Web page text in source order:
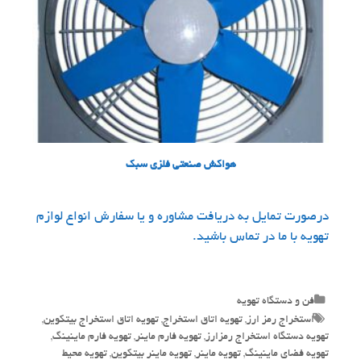
هواکش صنعتی فلزی سبک
درصورت تمایل به دریافت مشاوره و یا سفارش انواع لوازم
تهویه با ما در تماس باشید.
Categories
فن و دستگاه تهویه
Tags
استخراج رمز ارز, تهویه اتاق استخراج, تهویه اتاق استخراج بیتکوین,
تهویه دستگاه استخراج رمزارز, تهویه فارم ماینر, تهویه فارم ماینینگ,
تهویه فضای ماینینگ, تهویه ماینر, تهویه ماینر بیتکوین, تهویه محیط